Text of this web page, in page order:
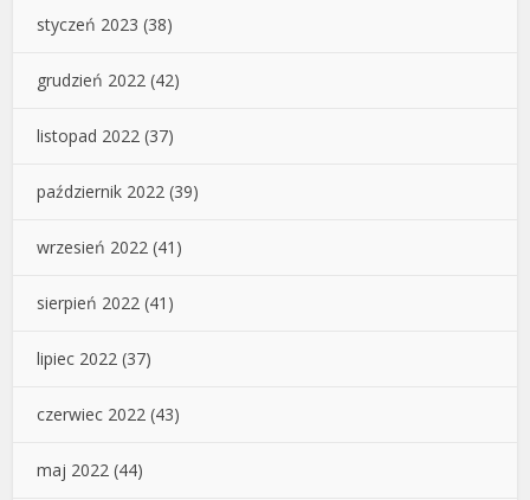
styczeń 2023 (38)
grudzień 2022 (42)
listopad 2022 (37)
październik 2022 (39)
wrzesień 2022 (41)
sierpień 2022 (41)
lipiec 2022 (37)
czerwiec 2022 (43)
maj 2022 (44)